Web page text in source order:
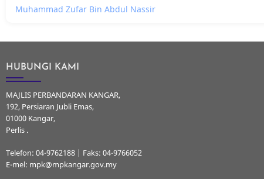
Muhammad Zufar Bin Abdul Nassir
HUBUNGI KAMI
MAJLIS PERBANDARAN KANGAR,
192, Persiaran Jubli Emas,
01000 Kangar,
Perlis .
Telefon: 04-9762188 | Faks: 04-9766052
E-mel: mpk@mpkangar.gov.my